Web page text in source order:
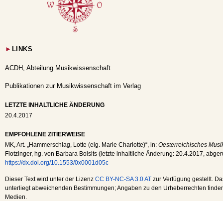
► LINKS
ACDH, Abteilung Musikwissenschaft
Publikationen zur Musikwissenschaft im Verlag
LETZTE INHALTLICHE ÄNDERUNG
20.4.2017
EMPFOHLENE ZITIERWEISE
MK , Art. „Hammerschlag, Lotte (eig. Marie Charlotte)“, in: Oesterreichisches
Flotzinger, hg. von Barbara Boisits (letzte inhaltliche Änderung: 20.4.2017 ,
https://dx.doi.org/10.1553/0x0001d05c
Dieser Text wird unter der Lizenz CC BY-NC-SA 3.0 AT zur Verfügung gestellt.
unterliegt abweichenden Bestimmungen; Angaben zu den Urheberrechten
Medien.